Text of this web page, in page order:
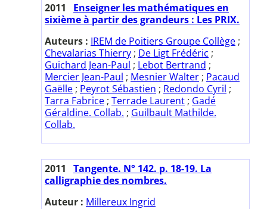
2011
Enseigner les mathématiques en
sixième à partir des grandeurs : Les PRIX.
Auteurs : IREM de Poitiers Groupe Collège ;
Chevalarias Thierry ; De Ligt Frédéric ;
Guichard Jean-Paul ; Lebot Bertrand ;
Mercier Jean-Paul ; Mesnier Walter ; Pacaud
Gaëlle ; Peyrot Sébastien ; Redondo Cyril ;
Tarra Fabrice ; Terrade Laurent ; Gadé
Géraldine. Collab. ; Guilbault Mathilde.
Collab.
2011
Tangente. N° 142. p. 18-19. La
calligraphie des nombres.
Auteur : Millereux Ingrid